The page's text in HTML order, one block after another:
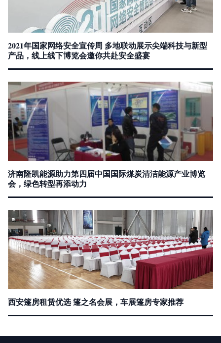
2021年国家网络安全宣传周 多地联动展示尖端科技与新型
产品，线上线下博览会邀你共赴安全盛宴
济南隆凯能源助力第四届中国国际煤炭清洁能源产业博览
会，绿色转型再添动力
西安篷房租赁优选 篷之名会展，车展篷房专家推荐